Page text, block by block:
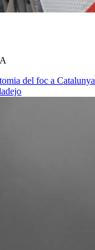
del foc a Catalunya